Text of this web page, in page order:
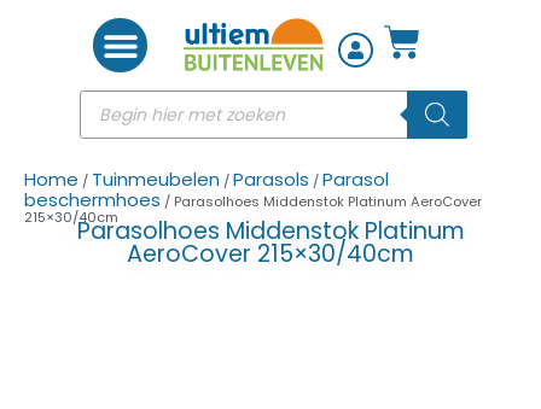
Home / Tuinmeubelen /Parasols /Parasol
beschermhoes / Parasolhoes Middenstok Platinum AeroCover
215×30/40cmParasolhoes Middenstok Platinum
AeroCover 215×30/40cm